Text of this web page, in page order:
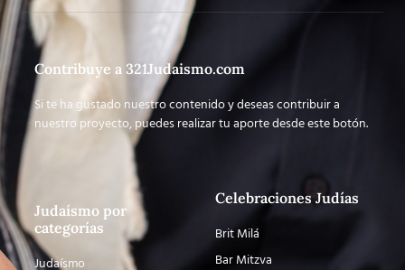
Contribuye a 321Judaismo.com
Si te ha gustado nuestro contenido y deseas contribuir a
nuestro proyecto, puedes realizar tu aporte desde este botón.
Judaísmo por
categorías
Judaísmo
Celebraciones Judías
Brit Milá
Bar Mitzva